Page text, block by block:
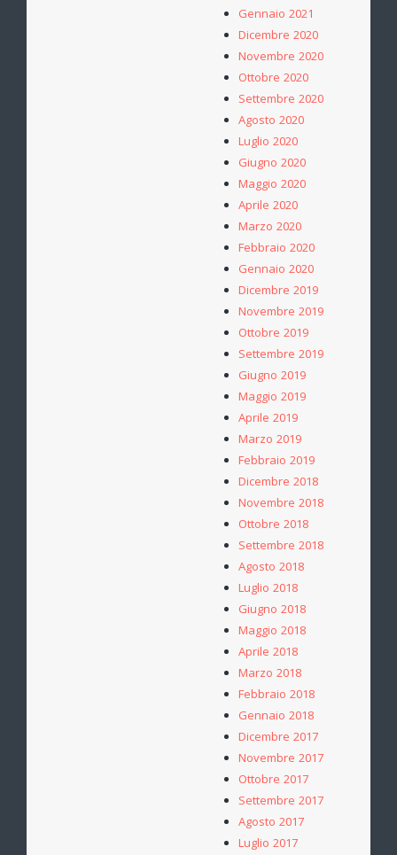
Gennaio 2021
Dicembre 2020
Novembre 2020
Ottobre 2020
Settembre 2020
Agosto 2020
Luglio 2020
Giugno 2020
Maggio 2020
Aprile 2020
Marzo 2020
Febbraio 2020
Gennaio 2020
Dicembre 2019
Novembre 2019
Ottobre 2019
Settembre 2019
Giugno 2019
Maggio 2019
Aprile 2019
Marzo 2019
Febbraio 2019
Dicembre 2018
Novembre 2018
Ottobre 2018
Settembre 2018
Agosto 2018
Luglio 2018
Giugno 2018
Maggio 2018
Aprile 2018
Marzo 2018
Febbraio 2018
Gennaio 2018
Dicembre 2017
Novembre 2017
Ottobre 2017
Settembre 2017
Agosto 2017
Luglio 2017